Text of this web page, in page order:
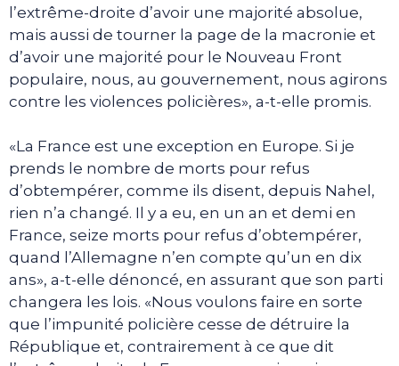
l’extrême-droite d’avoir une majorité absolue,
mais aussi de tourner la page de la macronie et
d’avoir une majorité pour le Nouveau Front
populaire, nous, au gouvernement, nous agirons
contre les violences policières», a-t-elle promis.
«La France est une exception en Europe. Si je
prends le nombre de morts pour refus
d’obtempérer, comme ils disent, depuis Nahel,
rien n’a changé. Il y a eu, en un an et demi en
France, seize morts pour refus d’obtempérer,
quand l’Allemagne n’en compte qu’un en dix
ans», a-t-elle dénoncé, en assurant que son parti
changera les lois. «Nous voulons faire en sorte
que l’impunité policière cesse de détruire la
République et, contrairement à ce que dit